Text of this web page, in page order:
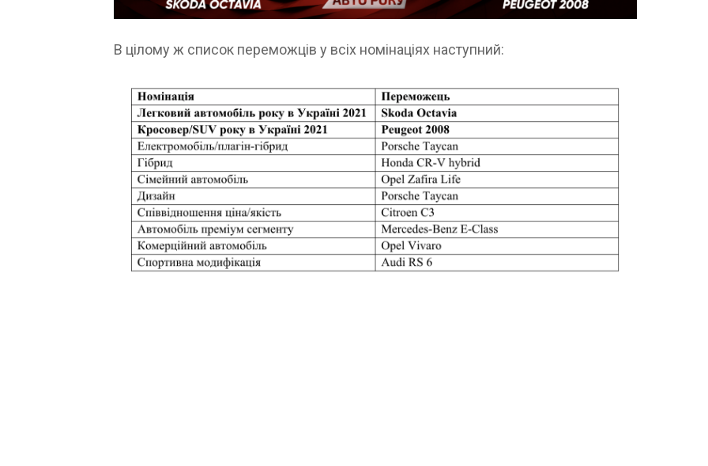
В цілому ж список переможців у всіх номінаціях наступний: